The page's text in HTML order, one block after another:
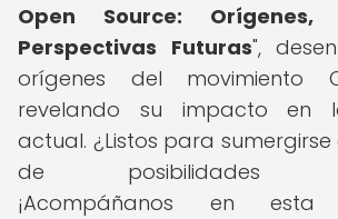
Open Source: Orígenes,
Perspectivas Futuras",
orígenes del movimiento
revelando su impacto en
actual. ¿Listos para sumergirse
de posibilidades
¡Acompáñanos en esta